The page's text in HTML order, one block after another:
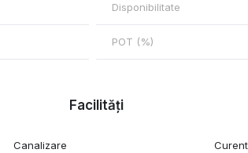
Disponibilitate
POT (%)
Facilități
Canalizare Curent